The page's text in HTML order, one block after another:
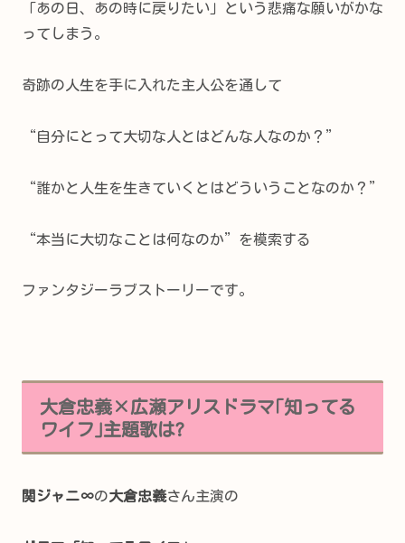
「あの日、あの時に戻りたい」という悲痛な願いがかな
ってしまう。
奇跡の人生を手に入れた主人公を通して
“自分にとって大切な人とはどんな人なのか？”
“誰かと人生を生きていくとはどういうことなのか？”
“本当に大切なことは何なのか”を模索する
ファンタジーラブストーリーです。
大倉忠義×広瀬アリスドラマ｢知ってる
ワイフ｣主題歌は?
関ジャニ∞の大倉忠義さん主演の